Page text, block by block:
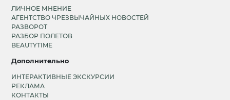
ЛИЧНОЕ МНЕНИЕ
АГЕНТСТВО ЧРЕЗВЫЧАЙНЫХ НОВОСТЕЙ
РАЗВОРОТ
РАЗБОР ПОЛЕТОВ
BEAUTYTIME
Дополнительно
ИНТЕРАКТИВНЫЕ ЭКСКУРСИИ
РЕКЛАМА
КОНТАКТЫ